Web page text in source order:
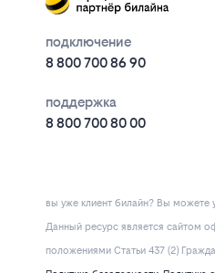
подключение
8 800 700 86 90
поддержка
8 800 700 80 00
вы уже клиент билайн? Вы можете
Данный ресурс является сайтом
положениями Статьи 437 (2)